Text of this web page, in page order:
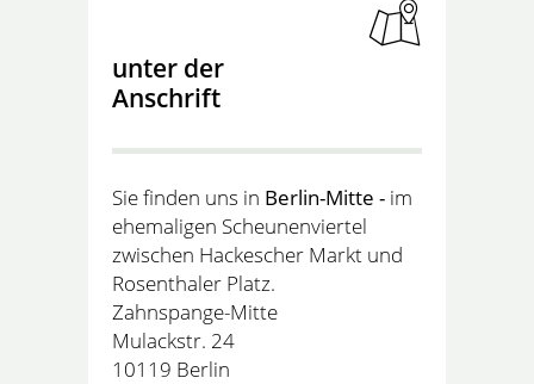
unter der
Anschrift
Sie finden uns in Berlin-Mitte - im
ehemaligen Scheunenviertel
zwischen Hackescher Markt und
Rosenthaler Platz.
Zahnspange-Mitte
Mulackstr. 24
10119 Berlin